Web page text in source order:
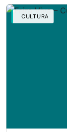
CULTURA